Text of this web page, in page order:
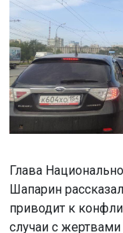
Глава
Шапарин
приводит к
случаи с